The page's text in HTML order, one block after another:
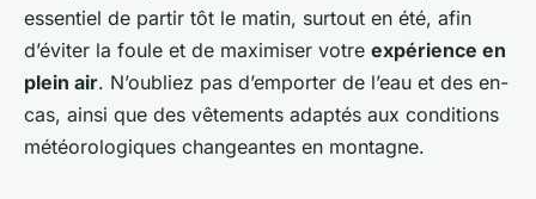
essentiel de partir tôt le matin, surtout en été, afin
d’éviter la foule et de maximiser votre expérience en
plein air. N’oubliez pas d’emporter de l’eau et des en-
cas, ainsi que des vêtements adaptés aux conditions
météorologiques changeantes en montagne.